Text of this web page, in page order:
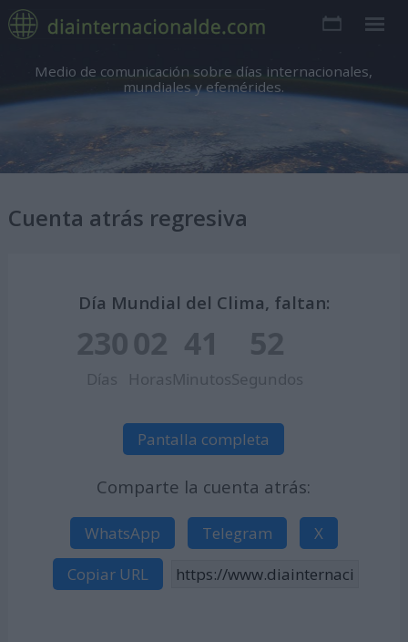
Medio de comunicación sobre días internacionales,
mundiales y efemérides.
Cuenta atrás regresiva
Día Mundial del Clima, faltan:
230
Días
02
Horas
41
Minutos
51
Segundos
Pantalla completa
Comparte la cuenta atrás:
WhatsApp Telegram
X
Copiar URL